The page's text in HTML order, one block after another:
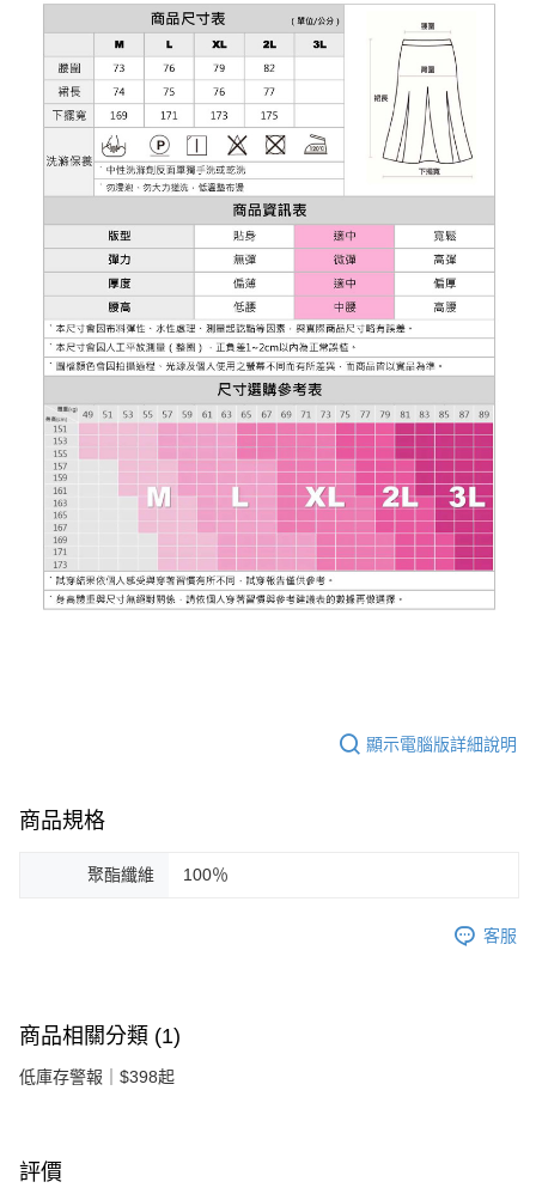
顯示電腦版詳細說明
商品規格
聚酯纖維 100％
客服
商品相關分類 (1)
低庫存警報｜$398起
評價